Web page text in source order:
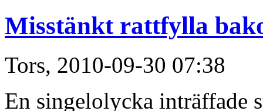
Misstänkt rattfylla
Tors, 2010-09-30 07:38
En singelolycka inträffade